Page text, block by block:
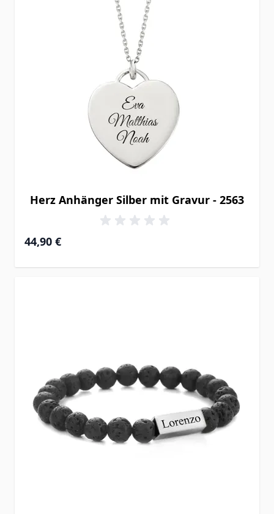
Herz Anhänger Silber mit Gravur - 2563
44,90 €